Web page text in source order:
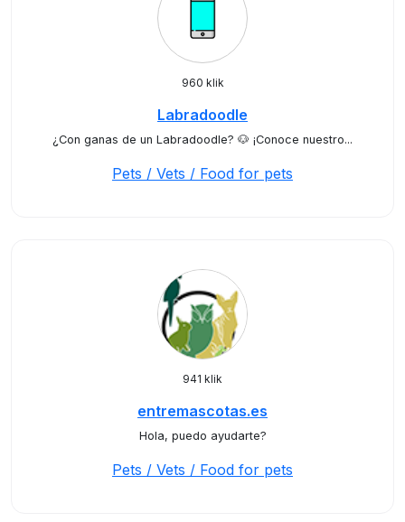
960 klik
Labradoodle
¿Con ganas de un Labradoodle? 🐶 ¡Conoce nuestro...
Pets / Vets / Food for pets
941 klik
entremascotas.es
Hola, puedo ayudarte?
Pets / Vets / Food for pets